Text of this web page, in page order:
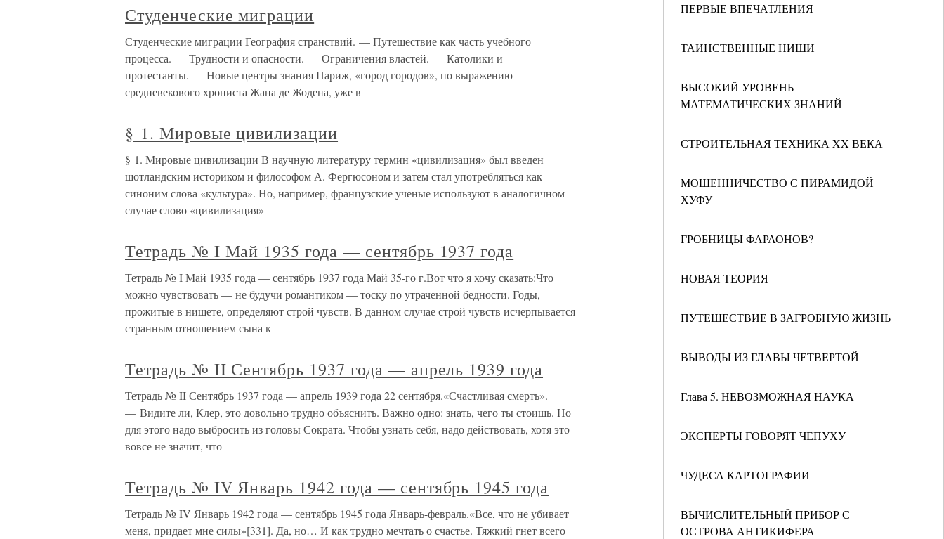
ПЕРВЫЕ ВПЕЧАТЛЕНИЯ
ТАИНСТВЕННЫЕ НИШИ
ВЫСОКИЙ УРОВЕНЬ
МАТЕМАТИЧЕСКИХ ЗНАНИЙ
СТРОИТЕЛЬНАЯ ТЕХНИКА XX ВЕКА
МОШЕННИЧЕСТВО С ПИРАМИДОЙ
ХУФУ
ГРОБНИЦЫ ФАРАОНОВ?
НОВАЯ ТЕОРИЯ
ПУТЕШЕСТВИЕ В ЗАГРОБНУЮ ЖИЗНЬ
ВЫВОДЫ ИЗ ГЛАВЫ ЧЕТВЕРТОЙ
Глава 5. НЕВОЗМОЖНАЯ НАУКА
ЭКСПЕРТЫ ГОВОРЯТ ЧЕПУХУ
ЧУДЕСА КАРТОГРАФИИ
ВЫЧИСЛИТЕЛЬНЫЙ ПРИБОР С
ОСТРОВА АНТИКИФЕРА
Студенческие миграции
Студенческие миграции География странствий. — Путешествие как часть учебного
процесса. — Трудности и опасности. — Ограничения властей. — Католики и
протестанты. — Новые центры знания Париж, «город городов», по выражению
средневекового хрониста Жана де Жодена, уже в
§ 1. Мировые цивилизации
§ 1. Мировые цивилизации В научную литературу термин «цивилизация» был введен
шотландским историком и философом А. Фергюсоном и затем стал употребляться как
синоним слова «культура». Но, например, французские ученые используют в аналогичном
случае слово «цивилизация»
Тетрадь № I Май 1935 года — сентябрь 1937 года
Тетрадь № I Май 1935 года — сентябрь 1937 года Май 35-го г.Вот что я хочу сказать:Что
можно чувствовать — не будучи романтиком — тоску по утраченной бедности. Годы,
прожитые в нищете, определяют строй чувств. В данном случае строй чувств исчерпывается
странным отношением сына к
Тетрадь № II Сентябрь 1937 года — апрель 1939 года
Тетрадь № II Сентябрь 1937 года — апрель 1939 года 22 сентября.«Счастливая смерть».
— Видите ли, Клер, это довольно трудно объяснить. Важно одно: знать, чего ты стоишь. Но
для этого надо выбросить из головы Сократа. Чтобы узнать себя, надо действовать, хотя это
вовсе не значит, что
Тетрадь № IV Январь 1942 года — сентябрь 1945 года
Тетрадь № IV Январь 1942 года — сентябрь 1945 года Январь-февраль.«Все, что не убивает
меня, придает мне силы»[331]. Да, но… И как трудно мечтать о счастье. Тяжкий гнет всего